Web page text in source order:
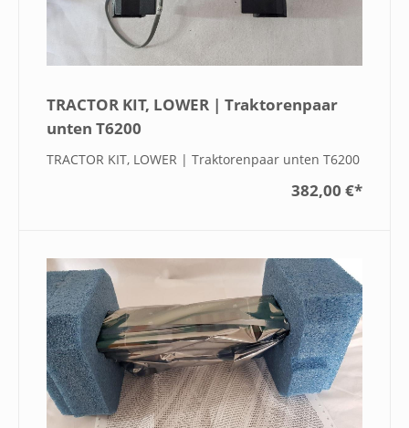
TRACTOR KIT, LOWER | Traktorenpaar
unten T6200
TRACTOR KIT, LOWER | Traktorenpaar unten T6200
382,00 €*